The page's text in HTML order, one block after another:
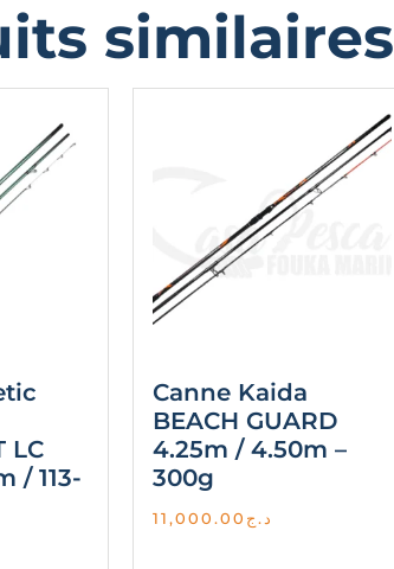
similaires
LC
/ 113-
Canne Kaida
BEACH GUARD
4.25m / 4.50m –
300g
د.ج 11,000.00